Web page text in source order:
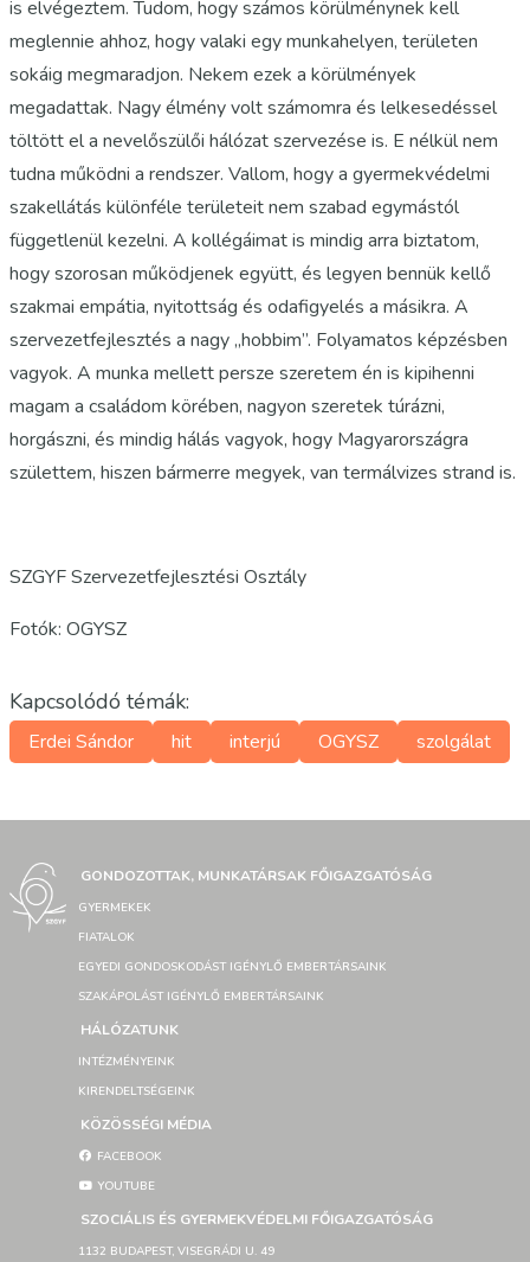
is elvégeztem. Tudom, hogy számos körülménynek kell
meglennie ahhoz, hogy valaki egy munkahelyen, területen
sokáig megmaradjon. Nekem ezek a körülmények
megadattak. Nagy élmény volt számomra és lelkesedéssel
töltött el a nevelőszülői hálózat szervezése is. E nélkül nem
tudna működni a rendszer. Vallom, hogy a gyermekvédelmi
szakellátás különféle területeit nem szabad egymástól
függetlenül kezelni. A kollégáimat is mindig arra biztatom,
hogy szorosan működjenek együtt, és legyen bennük kellő
szakmai empátia, nyitottság és odafigyelés a másikra. A
szervezetfejlesztés a nagy „hobbim”. Folyamatos képzésben
vagyok. A munka mellett persze szeretem én is kipihenni
magam a családom körében, nagyon szeretek túrázni,
horgászni, és mindig hálás vagyok, hogy Magyarországra
születtem, hiszen bármerre megyek, van termálvizes strand is.
SZGYF Szervezetfejlesztési Osztály
Fotók: OGYSZ
Kapcsolódó témák:
Erdei Sándor hit interjú OGYSZ szolgálat
GONDOZOTTAK, MUNKATÁRSAK FŐIGAZGATÓSÁG
GYERMEKEK
FIATALOK
EGYEDI GONDOSKODÁST IGÉNYLŐ EMBERTÁRSAINK
SZAKÁPOLÁST IGÉNYLŐ EMBERTÁRSAINK
HÁLÓZATUNK
INTÉZMÉNYEINK
KIRENDELTSÉGEINK
KÖZÖSSÉGI MÉDIA
FACEBOOK
YOUTUBE
SZOCIÁLIS ÉS GYERMEKVÉDELMI FŐIGAZGATÓSÁG
1132 BUDAPEST, VISEGRÁDI U. 49